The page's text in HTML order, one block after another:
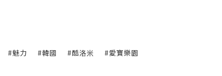
#魅力 #韓國 #酷洛米 #愛寶樂園